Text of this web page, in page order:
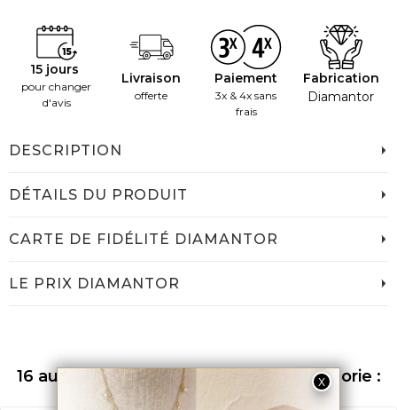
15 jours
pour changer
d'avis
Livraison
offerte
Paiement
3x & 4x sans
frais
Fabrication
Diamantor
DESCRIPTION
DÉTAILS DU PRODUIT
CARTE DE FIDÉLITÉ DIAMANTOR
LE PRIX DIAMANTOR
16 autres produits dans la même catégorie :